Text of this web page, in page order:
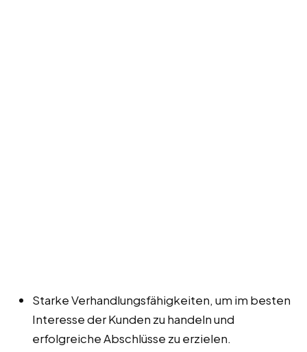
Starke Verhandlungsfähigkeiten, um im besten
Interesse der Kunden zu handeln und
erfolgreiche Abschlüsse zu erzielen.